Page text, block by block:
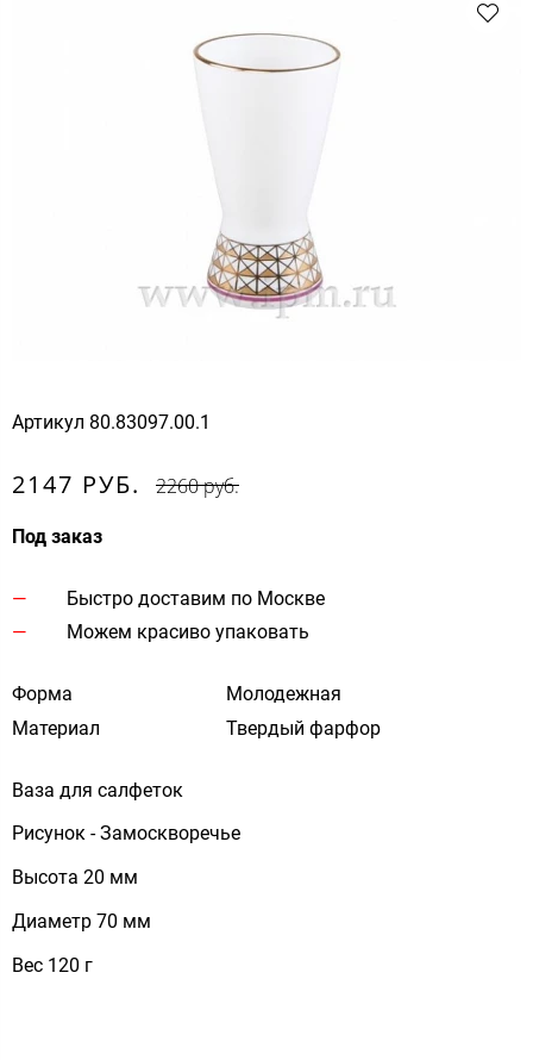
Артикул 80.83097.00.1
2147 РУБ. 2260 руб.
Под заказ
Быстро доставим по Москве
Можем красиво упаковать
Форма
Молодежная
Материал
Твердый фарфор
Ваза для салфеток
Рисунок - Замоскворечье
Высота 20 мм
Диаметр 70 мм
Вес 120 г